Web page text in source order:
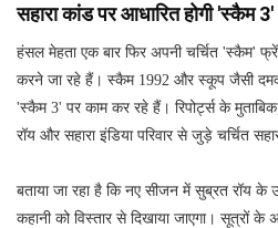
सहारा कांड पर आधारित होगी 'स्कैम 3'
हंसल मेहता एक बार फिर अपनी चर्चित 'स्कैम'
करने जा रहे हैं। स्कैम 1992 और स्कूप जैसी
'स्कैम 3' पर काम कर रहे हैं। रिपोर्ट्स के
रॉय और सहारा इंडिया परिवार से जुड़े चर्चित
बताया जा रहा है कि नए सीजन में सुब्रत रॉय के
कहानी को विस्तार से दिखाया जाएगा। सूत्रों के